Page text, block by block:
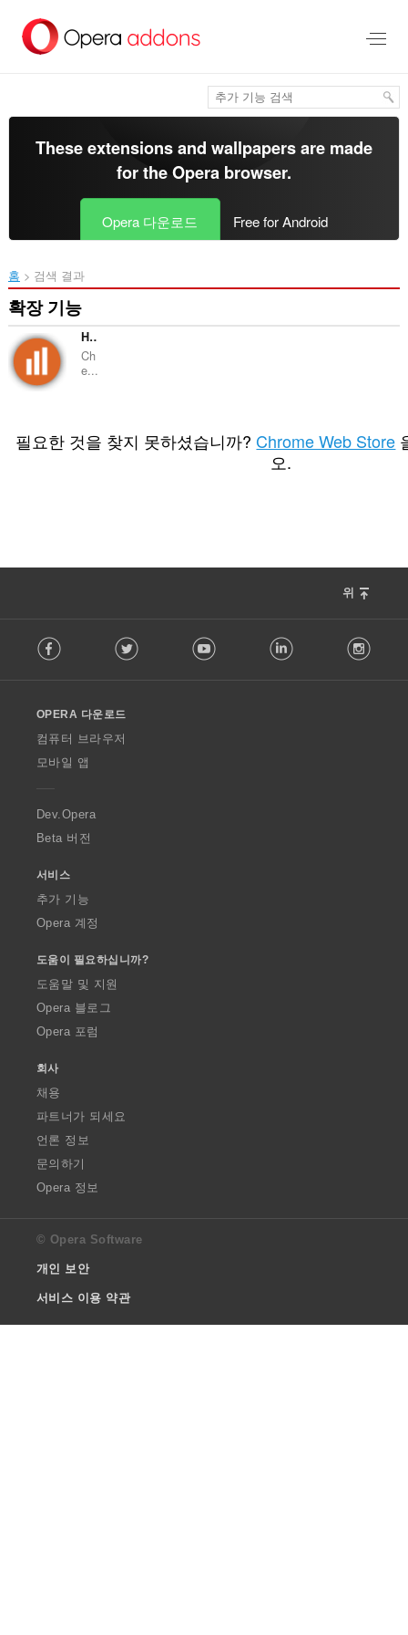
건
These extensions and wallpapers are made
for theOpera browser.
Opera 다운로드 Free for Android
홈 검색 결과
확장 기능
HypeStat Analyzer
Ch
e...
등
급
필요한 것을 찾지 못하셨습니까? Chrome Web Store
오.
위
o
w
O
p
a
Facebook Twitter Youtube LinkedIn
OPERA 다운로드
컴퓨터 브라우저
모바일 앱
Dev.Opera
Beta 버전
서비스
추가 기능
Opera 계정
도움이 필요하십니까?
도움말 및 지원
Opera 블로그
Opera 포럼
회사
채용
파트너가 되세요
언론 정보
문의하기
Opera 정보
© Opera Software
개인 보안
서비스 이용 약관